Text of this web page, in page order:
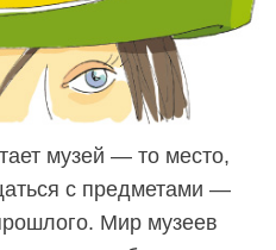
музей — то место,
с предметами —
Мир музеев